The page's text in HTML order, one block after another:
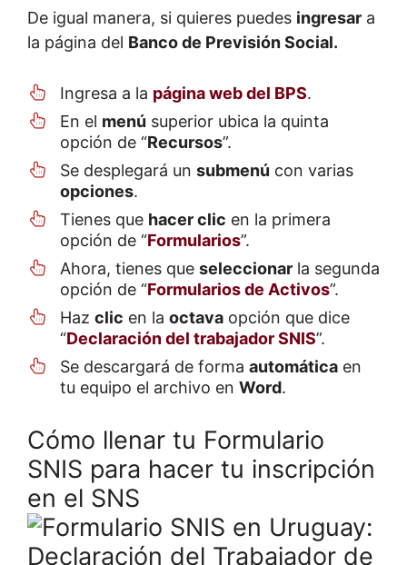
De igual manera, si quieres puedes ingresar a
la página del Banco de Previsión Social.
Ingresa a la página web del BPS.
En el menú superior ubica la quinta
opción de “Recursos”.
Se desplegará un submenú con varias
opciones.
Tienes que hacer clic en la primera
opción de “Formularios”.
Ahora, tienes que seleccionar la segunda
opción de “Formularios de Activos”.
Haz clic en la octava opción que dice
“Declaración del trabajador SNIS”.
Se descargará de forma automática en
tu equipo el archivo en Word.
Cómo llenar tu Formulario
SNIS para hacer tu inscripción
en el SNS